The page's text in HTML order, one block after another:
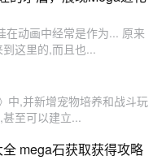
在动画中经常是作为... 原来
这里的,而且也...
中,并新增宠物培养和战斗玩
至可以建立...
mega石获取获得攻略